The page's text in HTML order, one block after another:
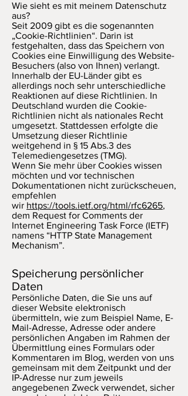
Wie sieht es mit meinem Datenschutz
aus?
Seit 2009 gibt es die sogenannten
„Cookie-Richtlinien“. Darin ist
festgehalten, dass das Speichern von
Cookies eine Einwilligung des Website-
Besuchers (also von Ihnen) verlangt.
Innerhalb der EU-Länder gibt es
allerdings noch sehr unterschiedliche
Reaktionen auf diese Richtlinien. In
Deutschland wurden die Cookie-
Richtlinien nicht als nationales Recht
umgesetzt. Stattdessen erfolgte die
Umsetzung dieser Richtlinie
weitgehend in § 15 Abs.3 des
Telemediengesetzes (TMG).
Wenn Sie mehr über Cookies wissen
möchten und vor technischen
Dokumentationen nicht zurückscheuen,
empfehlen
wir https://tools.ietf.org/html/rfc6265,
dem Request for Comments der
Internet Engineering Task Force (IETF)
namens “HTTP State Management
Mechanism”.
Speicherung persönlicher
Daten
Persönliche Daten, die Sie uns auf
dieser Website elektronisch
übermitteln, wie zum Beispiel Name, E-
Mail-Adresse, Adresse oder andere
persönlichen Angaben im Rahmen der
Übermittlung eines Formulars oder
Kommentaren im Blog, werden von uns
gemeinsam mit dem Zeitpunkt und der
IP-Adresse nur zum jeweils
angegebenen Zweck verwendet, sicher